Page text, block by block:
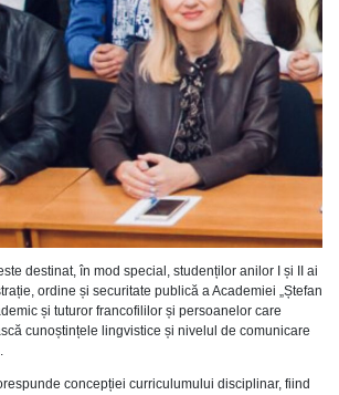
destinat, în mod special, studenților anilor I și II ai
ordine și securitate publică a Academiei „Ștefan
și tuturor francofililor și persoanelor care
cunoștințele lingvistice și nivelul de comunicare
concepției curriculumului disciplinar, fiind